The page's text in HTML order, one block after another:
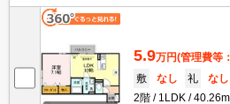
物件です。
5.9万円(管理費等
敷
なし 礼
なし
2階
1LDK